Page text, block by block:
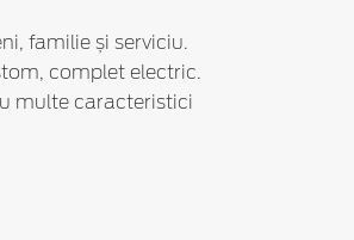
familie și serviciu.
complet electric.
multe caracteristici